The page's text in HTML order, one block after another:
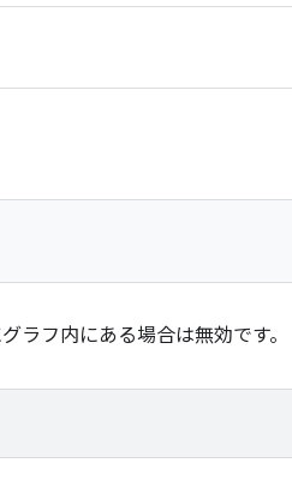
ラフ内にある場合は無効です。